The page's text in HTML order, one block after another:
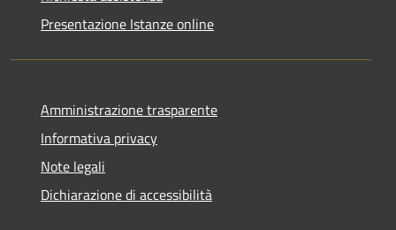
Presentazione Istanze online
Amministrazione trasparente
Informativa privacy
Note legali
Dichiarazione di accessibilità